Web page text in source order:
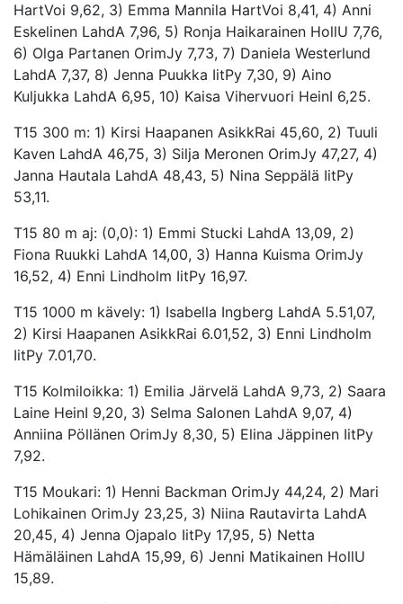
HartVoi 9,62, 3) Emma Mannila HartVoi 8,41, 4) Anni
Eskelinen LahdA 7,96, 5) Ronja Haikarainen HollU 7,76,
6) Olga Partanen OrimJy 7,73, 7) Daniela Westerlund
LahdA 7,37, 8) Jenna Puukka IitPy 7,30, 9) Aino
Kuljukka LahdA 6,95, 10) Kaisa Vihervuori HeinI 6,25.
T15 300 m: 1) Kirsi Haapanen AsikkRai 45,60, 2) Tuuli
Kaven LahdA 46,75, 3) Silja Meronen OrimJy 47,27, 4)
Janna Hautala LahdA 48,43, 5) Nina Seppälä IitPy
53,11.
T15 80 m aj: (0,0): 1) Emmi Stucki LahdA 13,09, 2)
Fiona Ruukki LahdA 14,00, 3) Hanna Kuisma OrimJy
16,52, 4) Enni Lindholm IitPy 16,97.
T15 1000 m kävely: 1) Isabella Ingberg LahdA 5.51,07,
2) Kirsi Haapanen AsikkRai 6.01,52, 3) Enni Lindholm
IitPy 7.01,70.
T15 Kolmiloikka: 1) Emilia Järvelä LahdA 9,73, 2) Saara
Laine HeinI 9,20, 3) Selma Salonen LahdA 9,07, 4)
Anniina Pöllänen OrimJy 8,30, 5) Elina Jäppinen IitPy
7,92.
T15 Moukari: 1) Henni Backman OrimJy 44,24, 2) Mari
Lohikainen OrimJy 23,25, 3) Niina Rautavirta LahdA
20,45, 4) Jenna Ojapalo IitPy 17,95, 5) Netta
Hämäläinen LahdA 15,99, 6) Jenni Matikainen HollU
15,89.